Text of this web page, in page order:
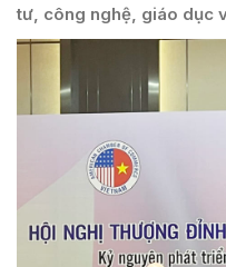
tư, công nghệ, giáo dục